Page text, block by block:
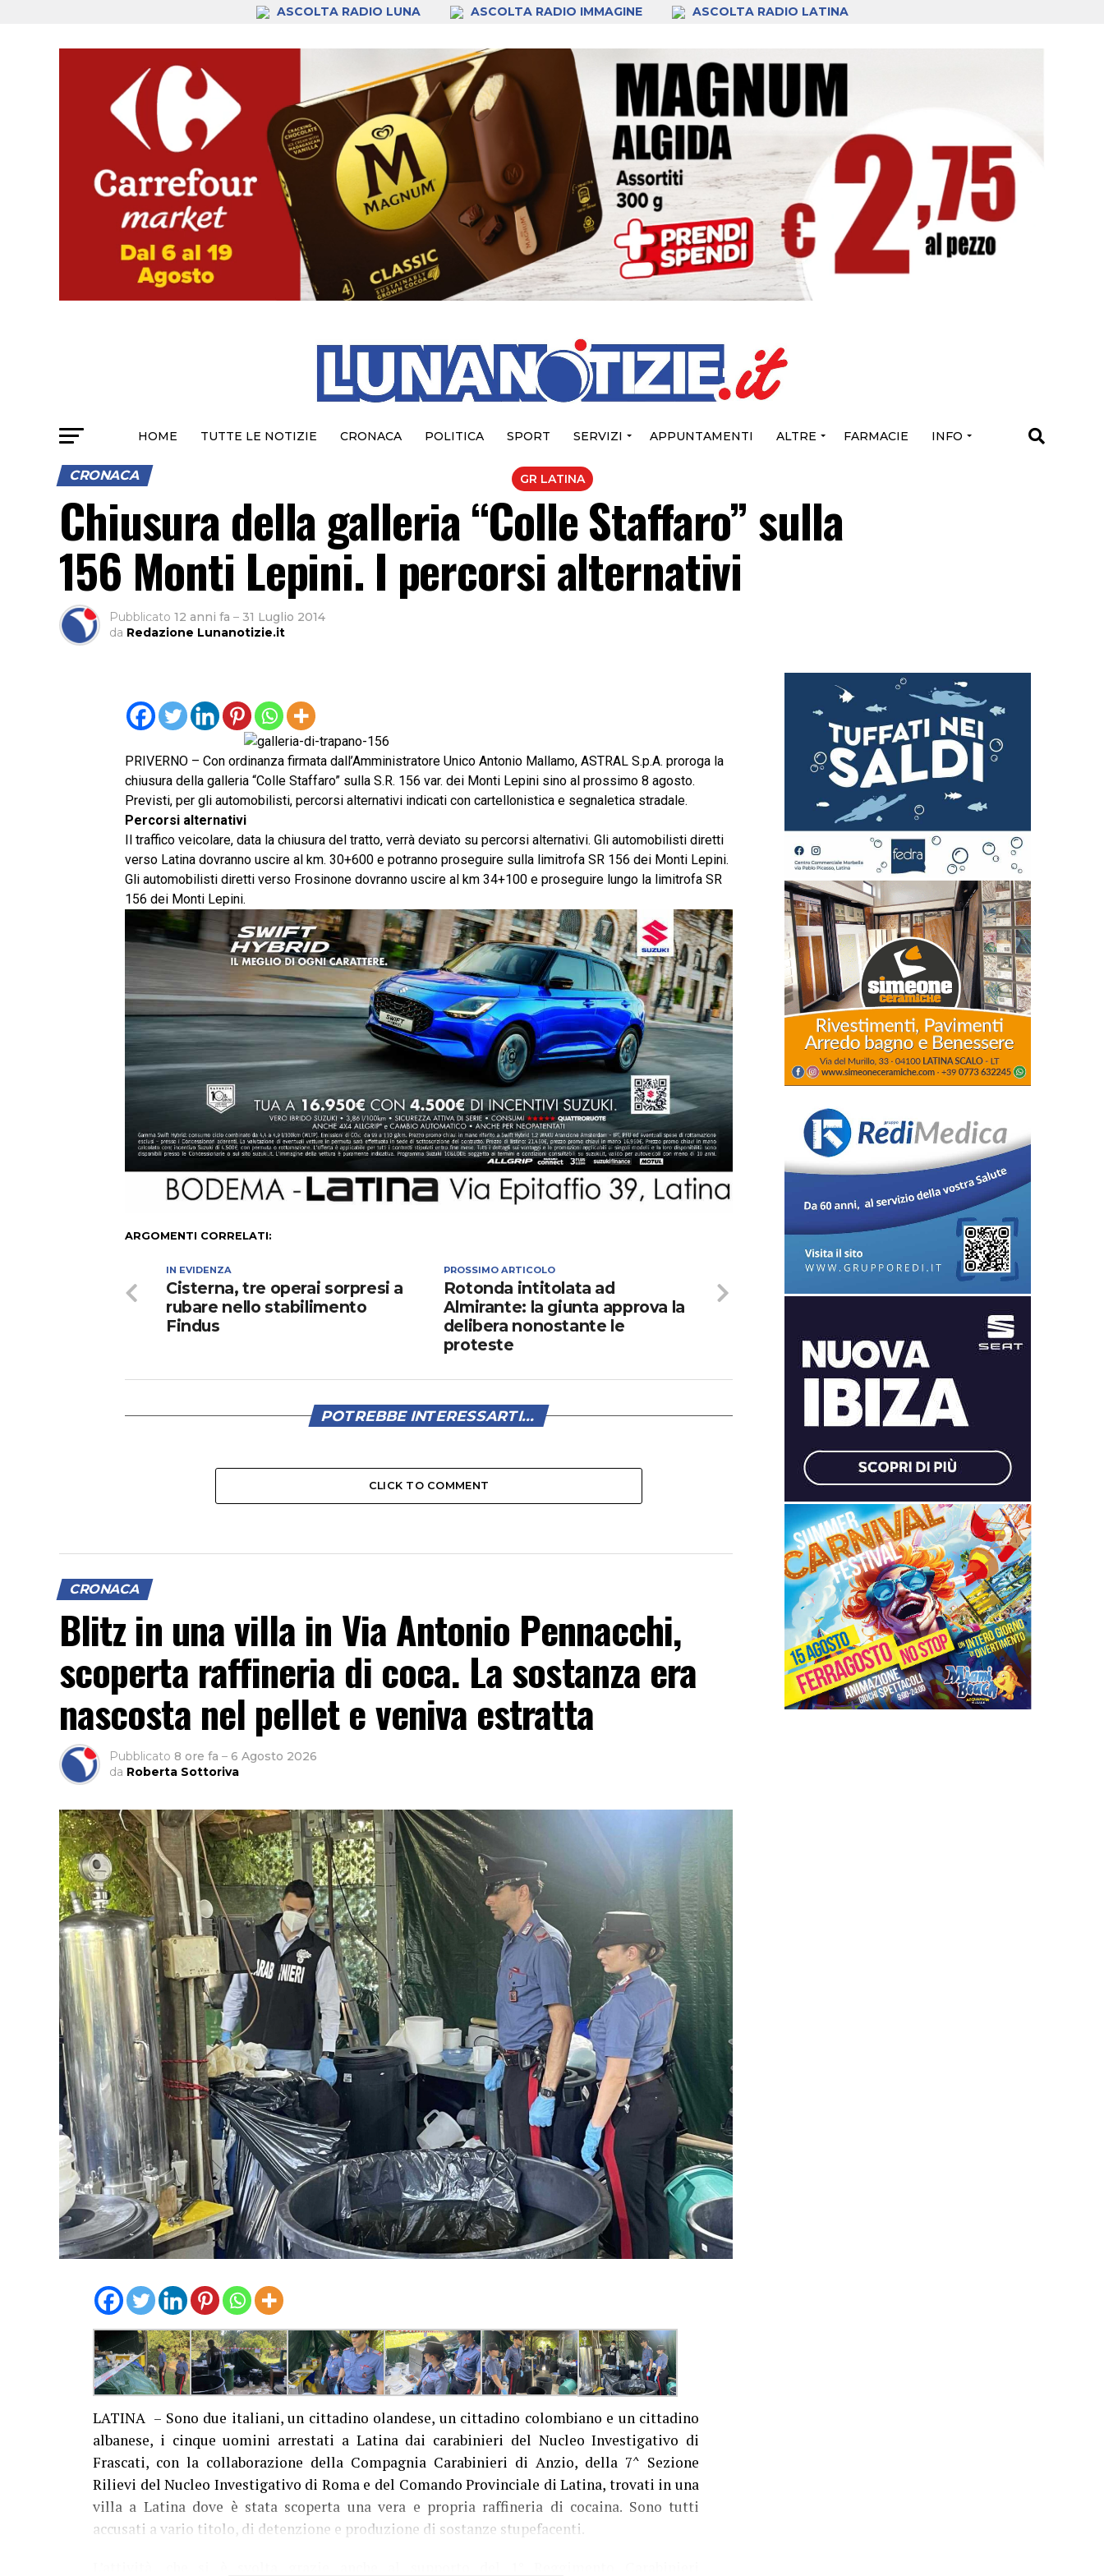
ASCOLTA RADIO LUNA ASCOLTA RADIO IMMAGINE ASCOLTA RADIO LATINA
HOME TUTTE LE NOTIZIE CRONACA POLITICA SPORT SERVIZI APPUNTAMENTI ALTRE FARMACIE INFO
GR LATINA
CRONACA
Chiusura della galleria “Colle Staffaro” sulla
156 Monti Lepini. I percorsi alternativi
Pubblicato 12 anni fa – 31 Luglio 2014
da Redazione Lunanotizie.it
PRIVERNO – Con ordinanza firmata dall’Amministratore Unico Antonio Mallamo, ASTRAL S.p.A. proroga la
chiusura della galleria “Colle Staffaro” sulla S.R. 156 var. dei Monti Lepini sino al prossimo 8 agosto.
Previsti, per gli automobilisti, percorsi alternativi indicati con cartellonistica e segnaletica stradale.
Percorsi alternativi
Il traffico veicolare, data la chiusura del tratto, verrà deviato su percorsi alternativi. Gli automobilisti diretti
verso Latina dovranno uscire al km. 30+600 e potranno proseguire sulla limitrofa SR 156 dei Monti Lepini.
Gli automobilisti diretti verso Frosinone dovranno uscire al km 34+100 e proseguire lungo la limitrofa SR
156 dei Monti Lepini.
ARGOMENTI CORRELATI:
PROSSIMO ARTICOLO
Rotonda intitolata ad
Almirante: la giunta approva la
delibera nonostante le
proteste
IN EVIDENZA
Cisterna, tre operai sorpresi a
rubare nello stabilimento
Findus
POTREBBE INTERESSARTI...
CLICK TO COMMENT
CRONACA
Blitz in una villa in Via Antonio Pennacchi,
scoperta raffineria di coca. La sostanza era
nascosta nel pellet e veniva estratta
Pubblicato 8 ore fa – 6 Agosto 2026
da Roberta Sottoriva
LATINA – Sono due italiani, un cittadino olandese, un cittadino colombiano e un cittadino
albanese, i cinque uomini arrestati a Latina dai carabinieri del Nucleo Investigativo di
Frascati, con la collaborazione della Compagnia Carabinieri di Anzio, della 7^ Sezione
Rilievi del Nucleo Investigativo di Roma e del Comando Provinciale di Latina, trovati in una
villa a Latina dove è stata scoperta una vera e propria raffineria di cocaina. Sono tutti
accusati a vario titolo, di detenzione e produzione di sostanze stupefacenti.